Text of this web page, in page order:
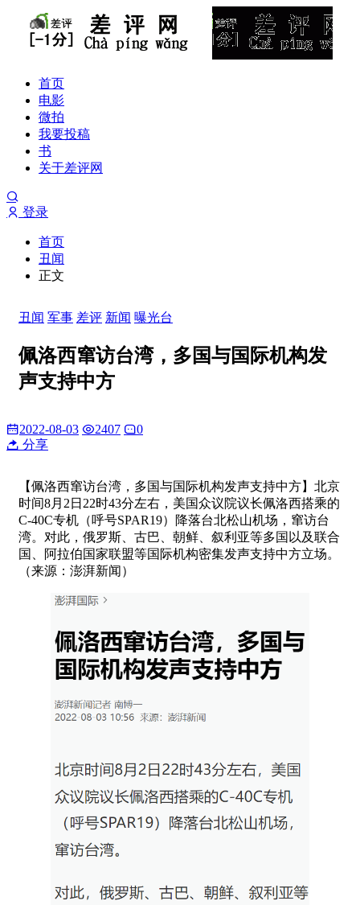
首页
电影
微拍
我要投稿
书
关于差评网
登录
首页
丑闻
正文
丑闻 军事 差评 新闻 曝光台
佩洛西窜访台湾，多国与国际机构发
声支持中方
2022-08-03 2407
0
分享
【佩洛西窜访台湾，多国与国际机构发声支持中方】北京
时间8月2日22时43分左右，美国众议院议长佩洛西搭乘的
C-40C专机（呼号SPAR19）降落台北松山机场，窜访台
湾。对此，俄罗斯、古巴、朝鲜、叙利亚等多国以及联合
国、阿拉伯国家联盟等国际机构密集发声支持中方立场。
（来源：澎湃新闻）